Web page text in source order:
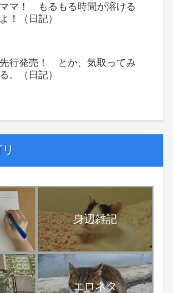
ママ！ もるもる時間が溶ける
よ！（日記）
先行発売！ とか、気取ってみ
る。（日記）
身辺雑記
エロネタ